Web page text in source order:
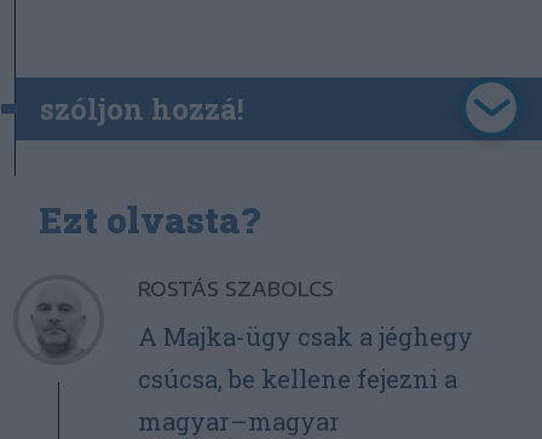
szóljon hozzá!
Ezt olvasta?
ROSTÁS SZABOLCS
A Majka-ügy csak a jéghegy
csúcsa, be kellene fejezni a
magyar–magyar